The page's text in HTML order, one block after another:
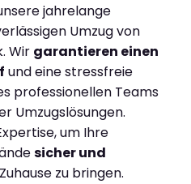
jahrelange
Umzug von
Wir garantieren einen
und eine stressfreie
professionellen Teams
Umzugslösungen.
um Ihre
sicher und
zu bringen.